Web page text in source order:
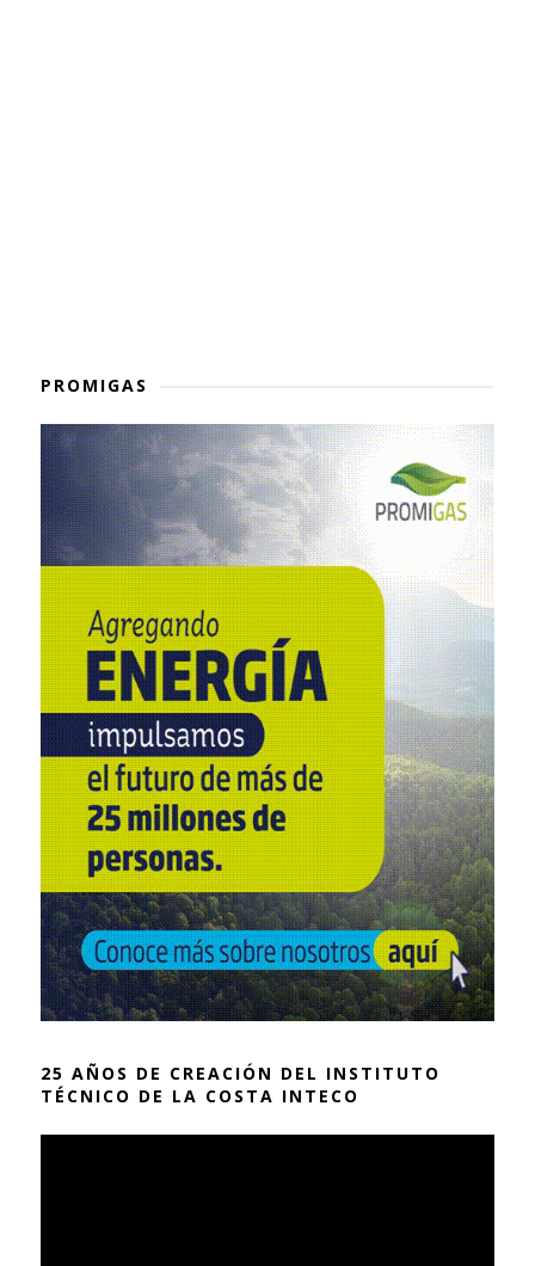
PROMIGAS
25 AÑOS DE CREACIÓN DEL INSTITUTO
TÉCNICO DE LA COSTA INTECO